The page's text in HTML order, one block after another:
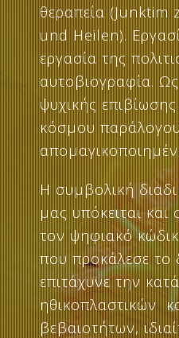
θεραπεία
und Heilen).
εργασία της
αυτοβιογραφία.
ψυχικής
κόσμου
Η συμβολική
μας υπόκειται και
τον ψηφιακό
που προκάλεσε το
επιτάχυνε την
ηθικoπλαστικών
βεβαιοτήτων,